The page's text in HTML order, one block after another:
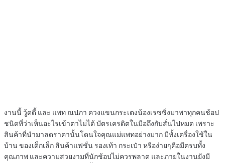
งานนี้ วู้ดดี้ และ แพท ณปภา ควงแขนกระเตงน้องเรซซิ่งมาพาทุกคนช้อป
ชนิดที่ว่าเห็นอะไรเข้าตาไม่ได้ บัตรเครดิตในมือถึงกับสั่นไปหมด เพราะ
สินค้าที่นำมาลดราคานั้นโดนใจคุณแม่แพทอย่างมาก มีทั้งเครื่องใช้ใน
บ้าน ของเด็กเล็ก สินค้าแฟชั่น รองเท้า กระเป๋า หรือง่ายๆคือมีครบทั้ง
คุณภาพ และความสวยงามที่นักช้อปไม่ควรพลาด และภายในงานยังมี